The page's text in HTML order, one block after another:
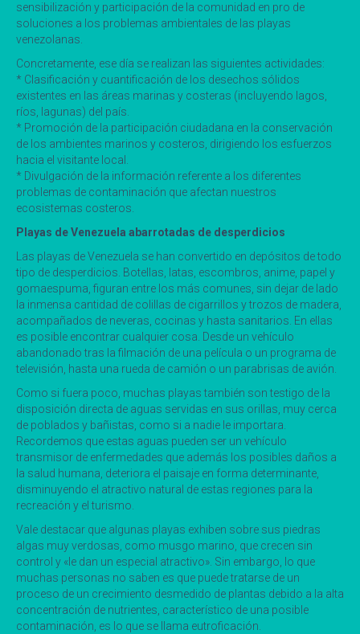
sensibilización y participación de la comunidad en pro de
soluciones a los problemas ambientales de las playas
venezolanas.
Concretamente, ese día se realizan las siguientes actividades:
* Clasificación y cuantificación de los desechos sólidos
existentes en las áreas marinas y costeras (incluyendo lagos,
ríos, lagunas) del país.
* Promoción de la participación ciudadana en la conservación
de los ambientes marinos y costeros, dirigiendo los esfuerzos
hacia el visitante local.
* Divulgación de la información referente a los diferentes
problemas de contaminación que afectan nuestros
ecosistemas costeros.
Playas de Venezuela abarrotadas de desperdicios
Las playas de Venezuela se han convertido en depósitos de todo
tipo de desperdicios. Botellas, latas, escombros, anime, papel y
gomaespuma, figuran entre los más comunes, sin dejar de lado
la inmensa cantidad de colillas de cigarrillos y trozos de madera,
acompañados de neveras, cocinas y hasta sanitarios. En ellas
es posible encontrar cualquier cosa. Desde un vehículo
abandonado tras la filmación de una película o un programa de
televisión, hasta una rueda de camión o un parabrisas de avión.
Como si fuera poco, muchas playas también son testigo de la
disposición directa de aguas servidas en sus orillas, muy cerca
de poblados y bañistas, como si a nadie le importara.
Recordemos que estas aguas pueden ser un vehículo
transmisor de enfermedades que además los posibles daños a
la salud humana, deteriora el paisaje en forma determinante,
disminuyendo el atractivo natural de estas regiones para la
recreación y el turismo.
Vale destacar que algunas playas exhiben sobre sus piedras
algas muy verdosas, como musgo marino, que crecen sin
control y «le dan un especial atractivo». Sin embargo, lo que
muchas personas no saben es que puede tratarse de un
proceso de un crecimiento desmedido de plantas debido a la alta
concentración de nutrientes, característico de una posible
contaminación, es lo que se llama eutroficación.